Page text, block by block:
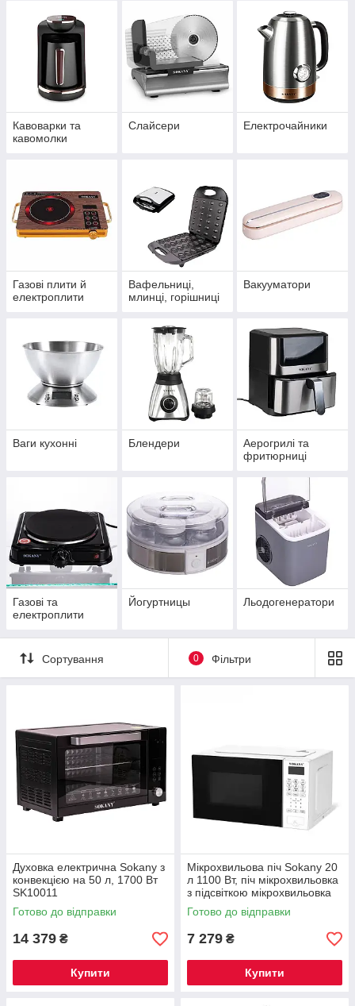
Кавоварки та
кавомолки
Слайсери Електрочайники
Газові плити й
електроплити
Вафельниці,
млинці, горішниці
Вакууматори
Ваги кухонні Блендери
Аерогрилі та
фритюрниці
Газові та
електроплити
Йогуртницы Льодогенератори
Сортування 0 Фільтри
Духовка електрична Sokany з
конвекцією на 50 л, 1700 Вт
SK10011
Готово до відправки
14 379 ₴
Купити
Мікрохвильова піч Sokany 20
л 1100 Вт, піч мікрохвильовка
з підсвіткою мікрохвильовка
для розігрівання SK-10018
Готово до відправки
7 279 ₴
Купити